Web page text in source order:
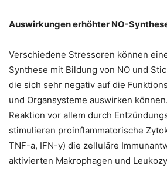
Auswirkungen erhöhter NO-
Verschiedene Stressoren können
Synthese mit Bildung von NO und
die sich sehr negativ auf die
und Organsysteme auswirken
Reaktion vor allem durch
stimulieren proinflammatorische
TNF-a, IFN-y) die zelluläre
aktivierten Makrophagen und